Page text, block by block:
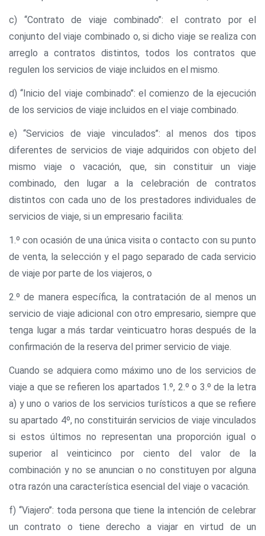
c) ‘‘Contrato de viaje combinado’’: el contrato por el
conjunto del viaje combinado o, si dicho viaje se realiza con
arreglo a contratos distintos, todos los contratos que
regulen los servicios de viaje incluidos en el mismo.
d) ‘‘Inicio del viaje combinado’’: el comienzo de la ejecución
de los servicios de viaje incluidos en el viaje combinado.
e) ‘‘Servicios de viaje vinculados’’: al menos dos tipos
diferentes de servicios de viaje adquiridos con objeto del
mismo viaje o vacación, que, sin constituir un viaje
combinado, den lugar a la celebración de contratos
distintos con cada uno de los prestadores individuales de
servicios de viaje, si un empresario facilita:
1.º con ocasión de una única visita o contacto con su punto
de venta, la selección y el pago separado de cada servicio
de viaje por parte de los viajeros, o
2.º de manera específica, la contratación de al menos un
servicio de viaje adicional con otro empresario, siempre que
tenga lugar a más tardar veinticuatro horas después de la
confirmación de la reserva del primer servicio de viaje.
Cuando se adquiera como máximo uno de los servicios de
viaje a que se refieren los apartados 1.º, 2.º o 3.º de la letra
a) y uno o varios de los servicios turísticos a que se refiere
su apartado 4º, no constituirán servicios de viaje vinculados
si estos últimos no representan una proporción igual o
superior al veinticinco por ciento del valor de la
combinación y no se anuncian o no constituyen por alguna
otra razón una característica esencial del viaje o vacación.
f) ‘‘Viajero’’: toda persona que tiene la intención de celebrar
un contrato o tiene derecho a viajar en virtud de un